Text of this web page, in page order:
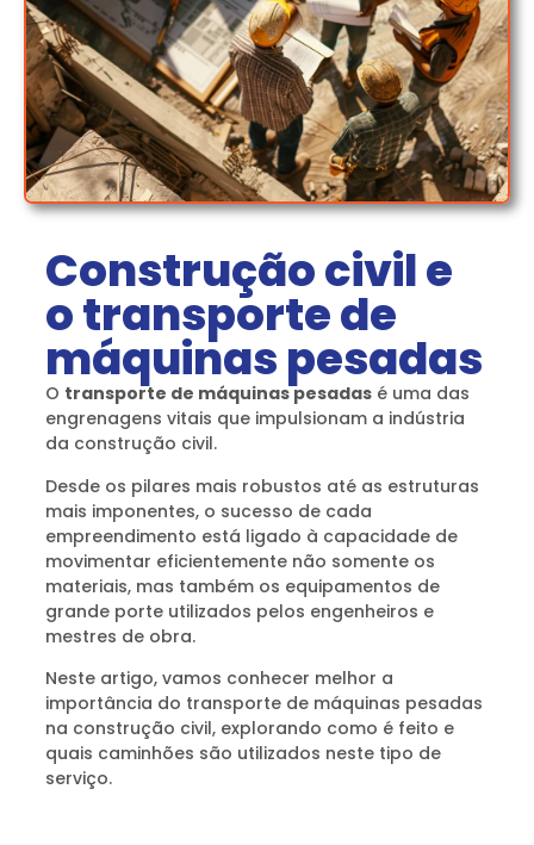
Construção civil e
o transporte de
máquinas pesadas
O transporte de máquinas pesadas é uma das
engrenagens vitais que impulsionam a indústria
da construção civil.
Desde os pilares mais robustos até as estruturas
mais imponentes, o sucesso de cada
empreendimento está ligado à capacidade de
movimentar eficientemente não somente os
materiais, mas também os equipamentos de
grande porte utilizados pelos engenheiros e
mestres de obra.
Neste artigo, vamos conhecer melhor a
importância do transporte de máquinas pesadas
na construção civil, explorando como é feito e
quais caminhões são utilizados neste tipo de
serviço.